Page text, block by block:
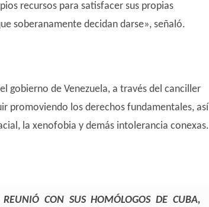
recursos para satisfacer sus propias
soberanamente decidan darse», señaló.
gobierno de Venezuela, a través del canciller
promoviendo los derechos fundamentales, así
la xenofobia y demás intolerancia conexas.
REUNIÓ CON SUS HOMÓLOGOS DE CUBA,